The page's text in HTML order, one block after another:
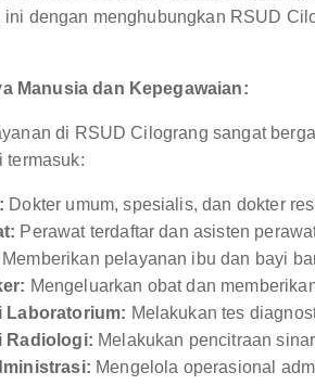
ini dengan menghubungkan RSUD
Manusia dan Kepegawaian:
di RSUD Cilograng sangat
termasuk:
Dokter umum, spesialis, dan dokter
Perawat terdaftar dan asisten
Memberikan pelayanan ibu dan bayi
Mengeluarkan obat dan
Laboratorium: Melakukan tes
Radiologi: Melakukan pencitraan
Mengelola operasional